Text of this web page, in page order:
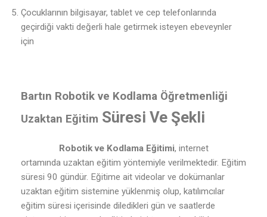
Çocuklarının bilgisayar, tablet ve cep telefonlarında
geçirdiği vakti değerli hale getirmek isteyen ebeveynler
için
Bartın Robotik ve Kodlama Öğretmenliği
Uzaktan Eğitim Süresi Ve Şekli
Robotik ve Kodlama Eğitimi, internet
ortamında uzaktan eğitim yöntemiyle verilmektedir. Eğitim
süresi 90 gündür. Eğitime ait videolar ve dokümanlar
uzaktan eğitim sistemine yüklenmiş olup, katılımcılar
eğitim süresi içerisinde diledikleri gün ve saatlerde